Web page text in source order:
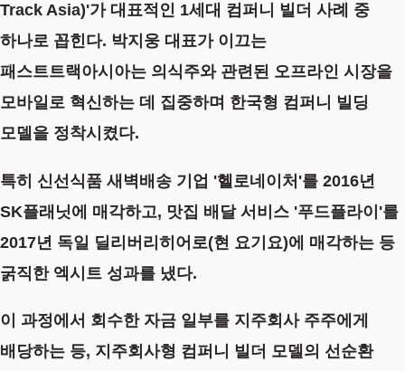
Track Asia)'가 대표적인 1세대 컴퍼니 빌더 사례 중
하나로 꼽힌다. 박지웅 대표가 이끄는
패스트트랙아시아는 의식주와 관련된 오프라인 시장을
모바일로 혁신하는 데 집중하며 한국형 컴퍼니 빌딩
모델을 정착시켰다.
특히 신선식품 새벽배송 기업 '헬로네이처'를 2016년
SK플래닛에 매각하고, 맛집 배달 서비스 '푸드플라이'를
2017년 독일 딜리버리히어로(현 요기요)에 매각하는 등
굵직한 엑시트 성과를 냈다.
이 과정에서 회수한 자금 일부를 지주회사 주주에게
배당하는 등, 지주회사형 컴퍼니 빌더 모델의 선순환